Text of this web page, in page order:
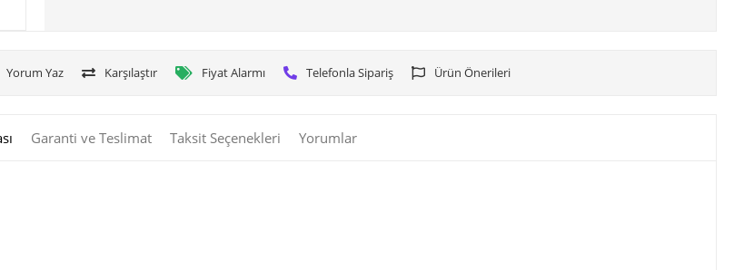
Yorum Yaz Karşılaştır Fiyat Alarmı Telefonla Sipariş Ürün Önerileri
Garanti ve Teslimat Taksit Seçenekleri Yorumlar